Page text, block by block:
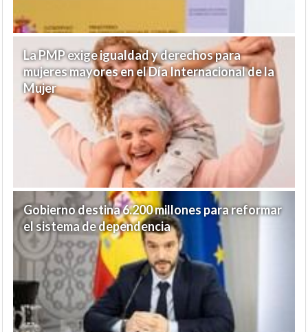
La PMP exige igualdad y derechos para
mujeres mayores en el Día Internacional de la
Mujer
Gobierno destina 6.200 millones para reformar
el sistema de dependencia